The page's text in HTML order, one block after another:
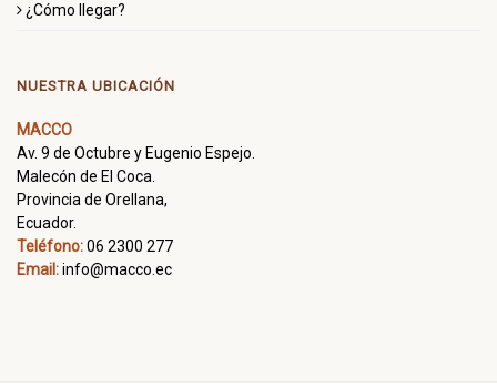
¿Cómo llegar?
NUESTRA UBICACIÓN
MACCO
Av. 9 de Octubre y Eugenio Espejo.
Malecón de El Coca.
Provincia de Orellana,
Ecuador.
Teléfono:06 2300 277
Email:info@macco.ec